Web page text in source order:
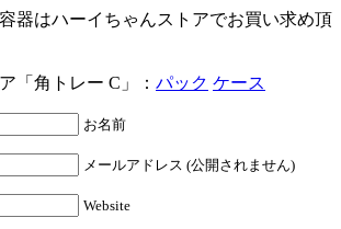
器はハーイちゃんストアでお買い求め頂
「角トレー C」： パック ケース
お名前
メールアドレス (公開されません)
Website